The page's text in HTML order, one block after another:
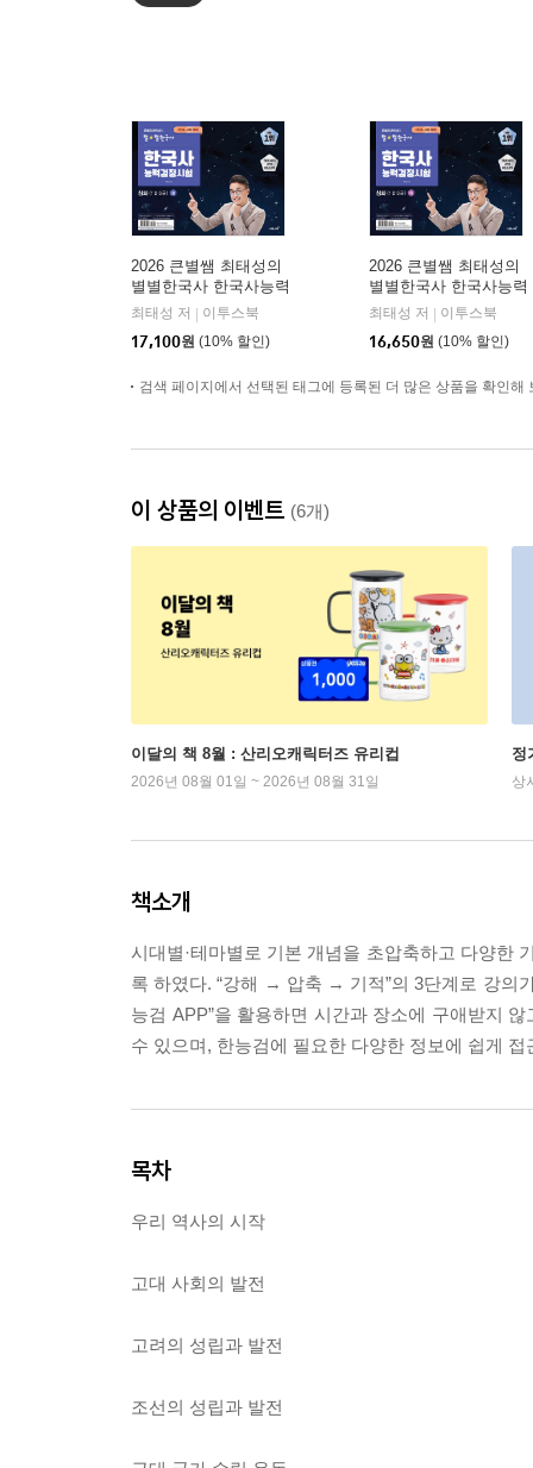
2026 큰별쌤 최태성의
별별한국사 한국사능력
검정시험 심화(1,2,3급)
최태성 저
이투스북
17,100원 (10% 할인)
2026 큰별쌤 최태성의
별별한국사 한국사능력
검정시험 심화(1,2,3급)
최태성 저
이투스북
16,650원 (10% 할인)
검색 페이지에서 선택된 태그에 등록된 더 많은 상품을 확인해
이 상품의 이벤트 (6개)
이달의 책 8월 : 산리오캐릭터즈 유리컵
2026년 08월 01일 ~ 2026년 08월 31일
정
상
책소개
시대별·테마별로 기본 개념을 초압축하고 다양한
록 하였다. “강해 → 압축 → 기적”의 3단계로 강의
능검 APP”을 활용하면 시간과 장소에 구애받지
수 있으며, 한능검에 필요한 다양한 정보에 쉽게 접
목차
우리 역사의 시작
고대 사회의 발전
고려의 성립과 발전
조선의 성립과 발전